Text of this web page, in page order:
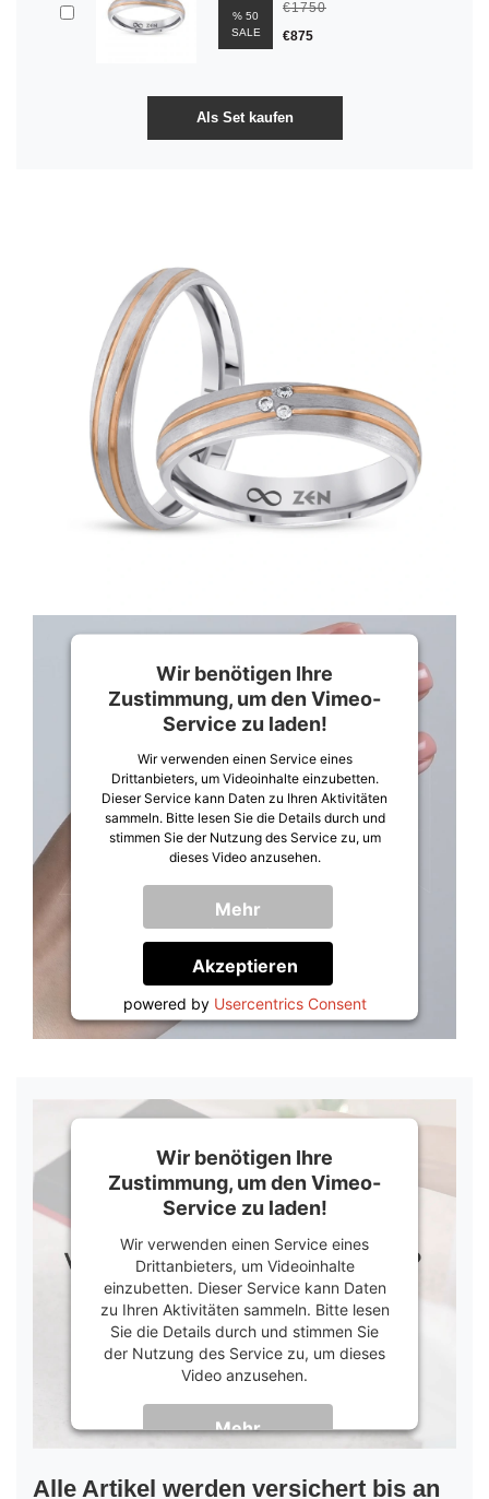
% 50
SALE
€1750
€875
Wir benötigen Ihre
Zustimmung, um den Vimeo-
Service zu laden!
Wir verwenden einen Service eines
Drittanbieters, um Videoinhalte einzubetten.
Dieser Service kann Daten zu Ihren Aktivitäten
sammeln. Bitte lesen Sie die Details durch und
stimmen Sie der Nutzung des Service zu, um
dieses Video anzusehen.
Mehr
Informationen
Akzeptieren
powered by Usercentrics Consent
Management Platform&Trusted Shops
Wir benötigen Ihre
Zustimmung, um den Vimeo-
Service zu laden!
Wir verwenden einen Service eines
Drittanbieters, um Videoinhalte
einzubetten. Dieser Service kann Daten
zu Ihren Aktivitäten sammeln. Bitte lesen
Sie die Details durch und stimmen Sie
der Nutzung des Service zu, um dieses
Video anzusehen.
Mehr
Informationen
Akzeptieren
Alle Artikel werden versichert bis an